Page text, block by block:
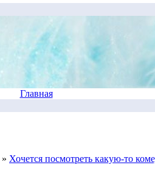
Главная
» Хочется посмотреть какую-то